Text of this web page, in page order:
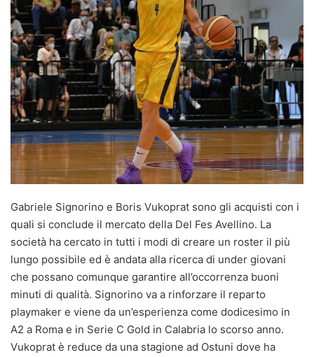
Gabriele Signorino e Boris Vukoprat sono gli acquisti con i
quali si conclude il mercato della Del Fes Avellino. La
società ha cercato in tutti i modi di creare un roster il più
lungo possibile ed è andata alla ricerca di under giovani
che possano comunque garantire all’occorrenza buoni
minuti di qualità. Signorino va a rinforzare il reparto
playmaker e viene da un’esperienza come dodicesimo in
A2 a Roma e in Serie C Gold in Calabria lo scorso anno.
Vukoprat è reduce da una stagione ad Ostuni dove ha